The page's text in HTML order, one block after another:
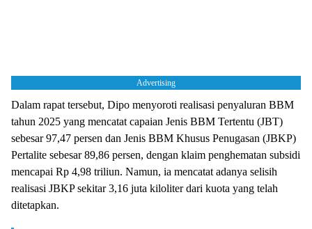
Advertising
Dalam rapat tersebut, Dipo menyoroti realisasi penyaluran BBM
tahun 2025 yang mencatat capaian Jenis BBM Tertentu (JBT)
sebesar 97,47 persen dan Jenis BBM Khusus Penugasan (JBKP)
Pertalite sebesar 89,86 persen, dengan klaim penghematan subsidi
mencapai Rp 4,98 triliun. Namun, ia mencatat adanya selisih
realisasi JBKP sekitar 3,16 juta kiloliter dari kuota yang telah
ditetapkan.